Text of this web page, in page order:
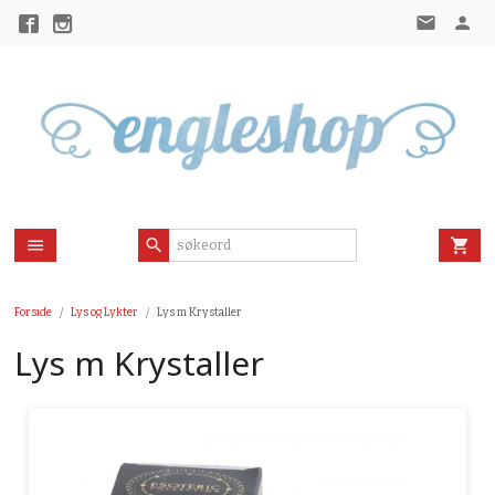
Forside Lys og Lykter Lys m Krystaller
Lys m Krystaller